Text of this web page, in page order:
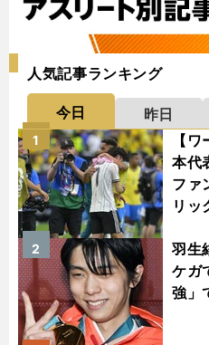
人気記事ランキング
今日 昨日
【
本代
ファ
リッ
1
羽生
ケガ
強」
2